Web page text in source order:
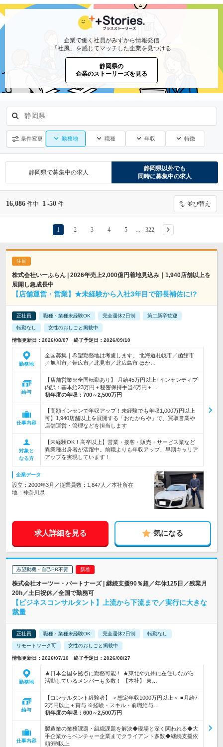
企業で働く社員がみずから情報発信
「社風」を感じてマッチした企業を見つける
静岡県の
企業のストーリーズを見る
静岡県
条件変更 勤務地 職種 年収 特徴
静岡県で募集中の求人
静岡県以外でも
同時に募集中の求人
16,086 件中 1 -50 件 並び替え
1 2 3 4 5 322
株式会社いーふらん | 2026年売上2,000億円着地見込み｜1,940店舗以上を
展開し急成長中
【店舗運営・営業】★未経験から入社3年目で部長補佐に!?
正社員 職種・業種未経験OK 完全週休2日制 第二新卒歓迎
転勤なし 女性のおしごと掲載中
情報更新日：2026/08/07 終了予定日：2026/09/10
勤務地
全国募集｜希望勤務地は考慮します。 北海道札幌市／函館市
／旭川市／帯広市／北見市／北広島市 ほか…
給与
【店舗営業※全国転勤あり】 月給45万円以上+インセンティブ
内訳：基本給23万円＋秘密保持手当4万円＋…
初年度の年収： 700～2,500万円
仕事内容
【高額インセンで年収アップ！未経験でも年収1,000万円以上
可】1,940店舗以上を展開する「おたからや」で、買取営業や
店舗運営・管理などを担当します
対象と
なる方
【未経験OK！高卒以上】営業・接客・販売・サービス業など
異業種出身者が活躍中。前職よりも年収アップ、早期キャリア
アップを実現しています！
企業データ
設立：2000年3月／従業員数：1,847人／本社所在
地：神奈川県
求人詳細を見る 気になる
志望動機・自己PR不要
株式会社オーツー・パートナーズ | 継続支援90％超／年休125日／残業月
20h／土日祝休／全国で勤務可
【ビジネスコンサルタント】上流から下流まで／実行に大きな
裁量
正社員 職種・業種未経験OK 完全週休2日制 転勤なし
リモートワーク可 女性のおしごと掲載中
情報更新日：2026/07/10 終了予定日：2026/08/27
勤務地
★日本全国を拠点に勤務可能！ ★東北や九州に在住しながら
活動しているメンバーも多数！ 【本社】 東…
給与
【コンサルタント経験者】 ＜想定年収1000万円以上＞ ■月給7
2万円以上＋賞与 ※経験・スキル・前職給与…
初年度の年収： 600～2,500万円
仕事内容
製造業の業務課題・組織課題を解決◆現場と深く関われる◆大
手企業からベンチャー企業までクライアント多数◆継続支援依
頼9割以上